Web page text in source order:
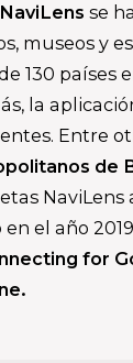
NaviLens se
museos y
130 países
la
Entre
de
NaviLens
el año
for